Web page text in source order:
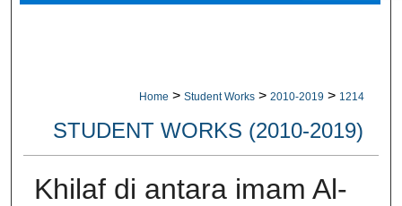
Home > Student Works > 2010-2019 > 1214
STUDENT WORKS (2010-2019)
Khilaf di antara imam Al-